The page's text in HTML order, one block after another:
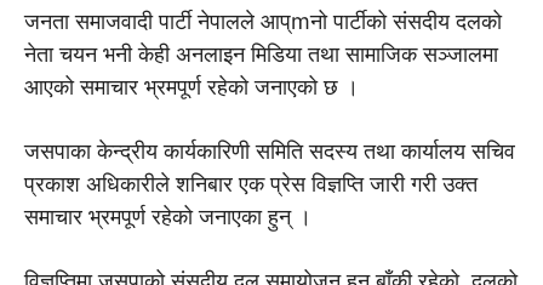
जनता समाजवादी पार्टी नेपालले आप्mनो पार्टीको संसदीय दलको
नेता चयन भनी केही अनलाइन मिडिया तथा सामाजिक सञ्जालमा
आएको समाचार भ्रमपूर्ण रहेको जनाएको छ ।
जसपाका केन्द्रीय कार्यकारिणी समिति सदस्य तथा कार्यालय सचिव
प्रकाश अधिकारीले शनिबार एक प्रेस विज्ञप्ति जारी गरी उक्त
समाचार भ्रमपूर्ण रहेको जनाएका हुन् ।